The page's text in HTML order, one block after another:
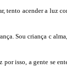
acender a luz
Sou criança c
isso, a gente se